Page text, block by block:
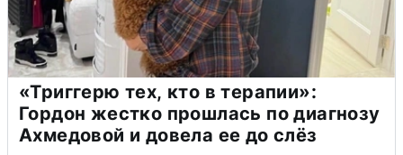
«Триггерю тех, кто в терапии»:
Гордон жестко прошлась по диагнозу
Ахмедовой и довела ее до слёз